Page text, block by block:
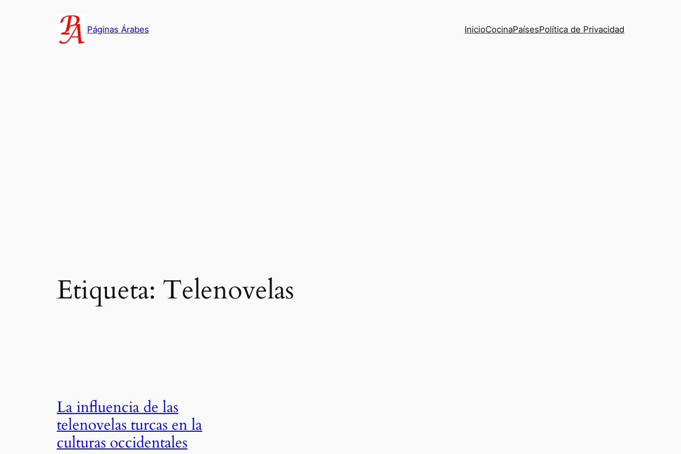
Páginas Árabes InicioCocinaPaísesPolítica de Privacidad
Etiqueta: Telenovelas
La influencia de las
telenovelas turcas en la
culturas occidentales